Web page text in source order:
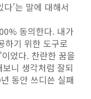
’는 말에 대해서
동의한다. 내가
하기 위한 도구로
었다. 찬란한 꿈을
니 생각처럼 잘되
동안 쓰디쓴 실패